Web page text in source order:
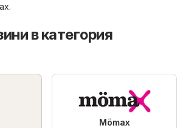
.
в категория
Mömax